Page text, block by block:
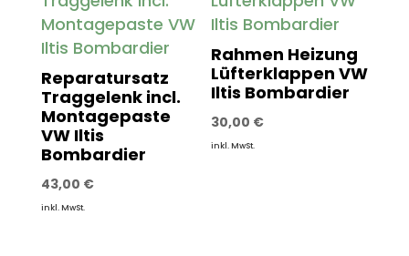
Reparatursatz
Traggelenk incl.
Montagepaste
VW Iltis
Bombardier
43,00 €
inkl. MwSt.
Rahmen Heizung
Lüfterklappen VW
Iltis Bombardier
30,00 €
inkl. MwSt.